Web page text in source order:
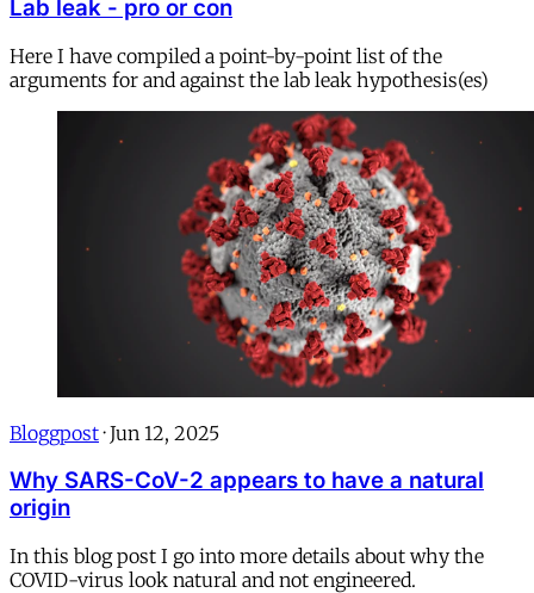
Lab leak - pro or con
Here I have compiled a point-by-point list of the
arguments for and against the lab leak hypothesis(es)
Bloggpost · Jun 12, 2025
Why SARS-CoV-2 appears to have a natural
origin
In this blog post I go into more details about why the
COVID-virus look natural and not engineered.